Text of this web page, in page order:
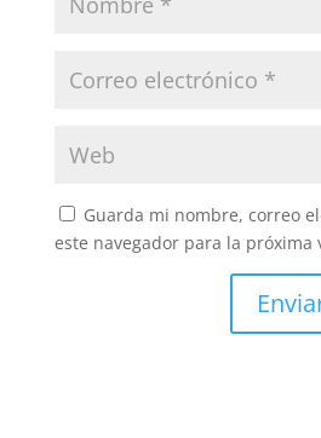
Guarda mi nombre, correo
este navegador para la próxima